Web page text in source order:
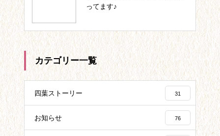
ってます♪
ング記事一覧
カテゴリー一覧
四葉ストーリー 31
お知らせ 76